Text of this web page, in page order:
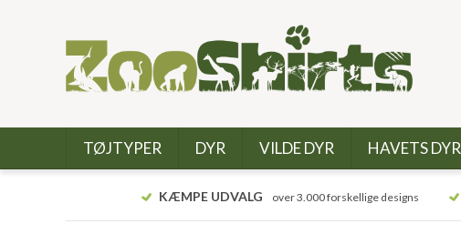
TØJTYPER DYR VILDE DYR HAVETS DYR
KÆMPE UDVALG over 3.000 forskellige designs